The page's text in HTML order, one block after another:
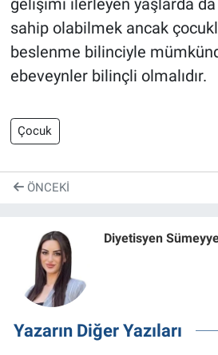
gelişimi ilerleyen yaşlarda da
sahip olabilmek ancak
beslenme bilinciyle
ebeveynler bilinçli olmalıdır.
Çocuk
ÖNCEKI
Diyetisyen
Yazarın Diğer Yazıları